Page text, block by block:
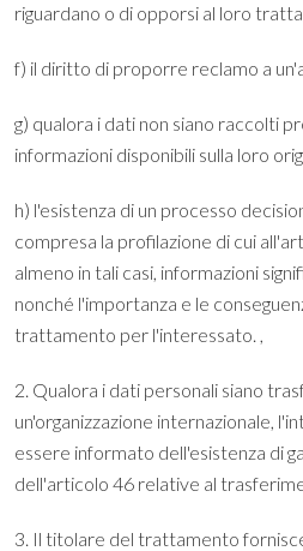
riguardano o di opporsi al loro
f) il diritto di proporre reclamo a
g) qualora i dati non siano raccolti
informazioni disponibili sulla loro
h) l'esistenza di un processo
compresa la profilazione di cui
almeno in tali casi, informazioni
nonché l'importanza e le
trattamento per l'interessato. ,
2. Qualora i dati personali siano
un'organizzazione internazionale,
essere informato dell'esistenza di
dell'articolo 46 relative al
3. Il titolare del trattamento